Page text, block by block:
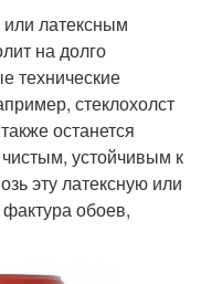
латексным
на долго
технические
стеклохолст
останется
устойчивым к
эту латексную или
обоев,